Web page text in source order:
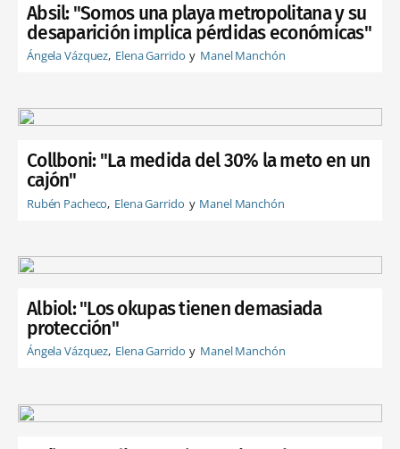
Absil: "Somos una playa metropolitana y su
desaparición implica pérdidas económicas"
Ángela Vázquez Elena Garrido Manel Manchón
Collboni: "La medida del 30% la meto en un
cajón"
Rubén Pacheco Elena Garrido Manel Manchón
Albiol: "Los okupas tienen demasiada
protección"
Ángela Vázquez Elena Garrido Manel Manchón